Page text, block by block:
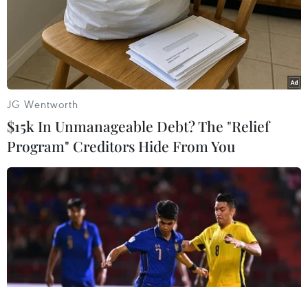
Lâm Khánh/TTXVN)
JG Wentworth
$15k In Unmanageable Debt? The "Relief
Program" Creditors Hide From You